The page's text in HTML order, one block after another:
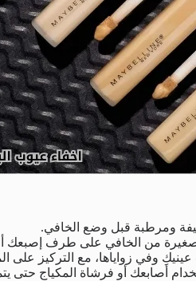
ومرطبة قبل وضع الخافي.
صغيرة من الخافي على طرف إصبعك
وفي زواياها، مع التركيز على
أصابعك أو فرشاة المكياج حتى